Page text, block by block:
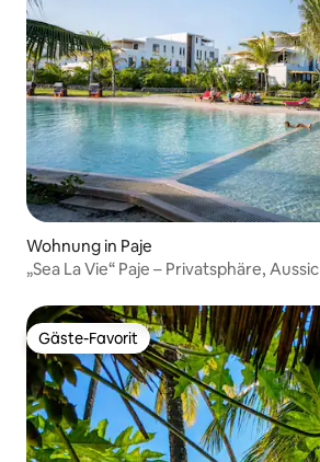
Wohnung in Paje
„Sea La Vie“ Paje – Privatsphäre,
Gäste-Favorit
Gäste-Favorit